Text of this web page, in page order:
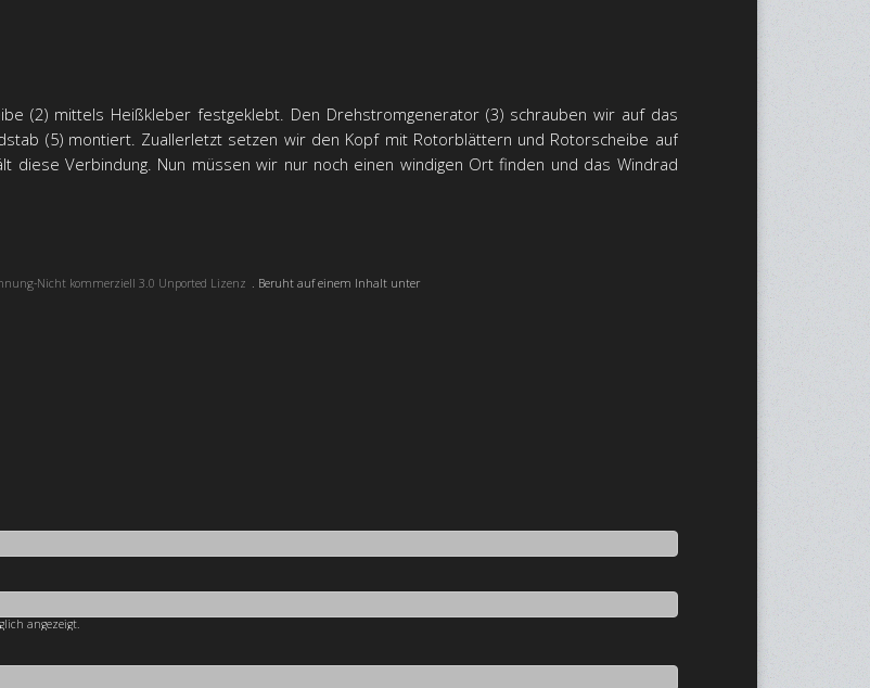
(2) mittels Heißkleber festgeklebt. Den Drehstromgenerator (3) schrauben wir auf das
(5) montiert. Zuallerletzt setzen wir den Kopf mit Rotorblättern und Rotorscheibe auf
diese Verbindung. Nun müssen wir nur noch einen windigen Ort finden und das Windrad
Nicht kommerziell 3.0 Unported Lizenz
. Beruht auf einem Inhalt unter
angezeigt.